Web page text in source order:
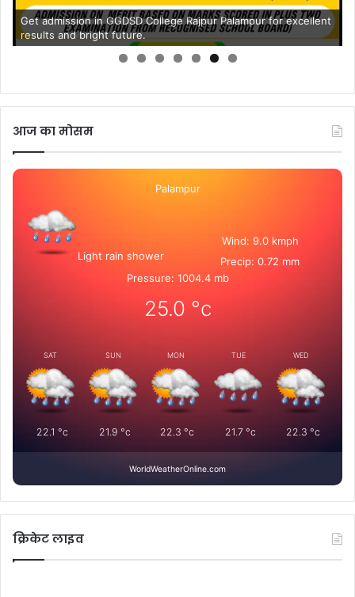
Get admission in GGDSD College Rajpur Palampur for excellent
results and bright future.
आज का मोसम
Palampur
Light rain shower
Wind: 9.0 kmph
Precip: 0.72 mm
Pressure: 1004.4 mb
25.0 °c
SAT
22.1 °c
SUN
21.9 °c
MON
22.3 °c
TUE
21.7°c
WED
22.3 °c
WorldWeatherOnline.com
क्रिकेट लाइव